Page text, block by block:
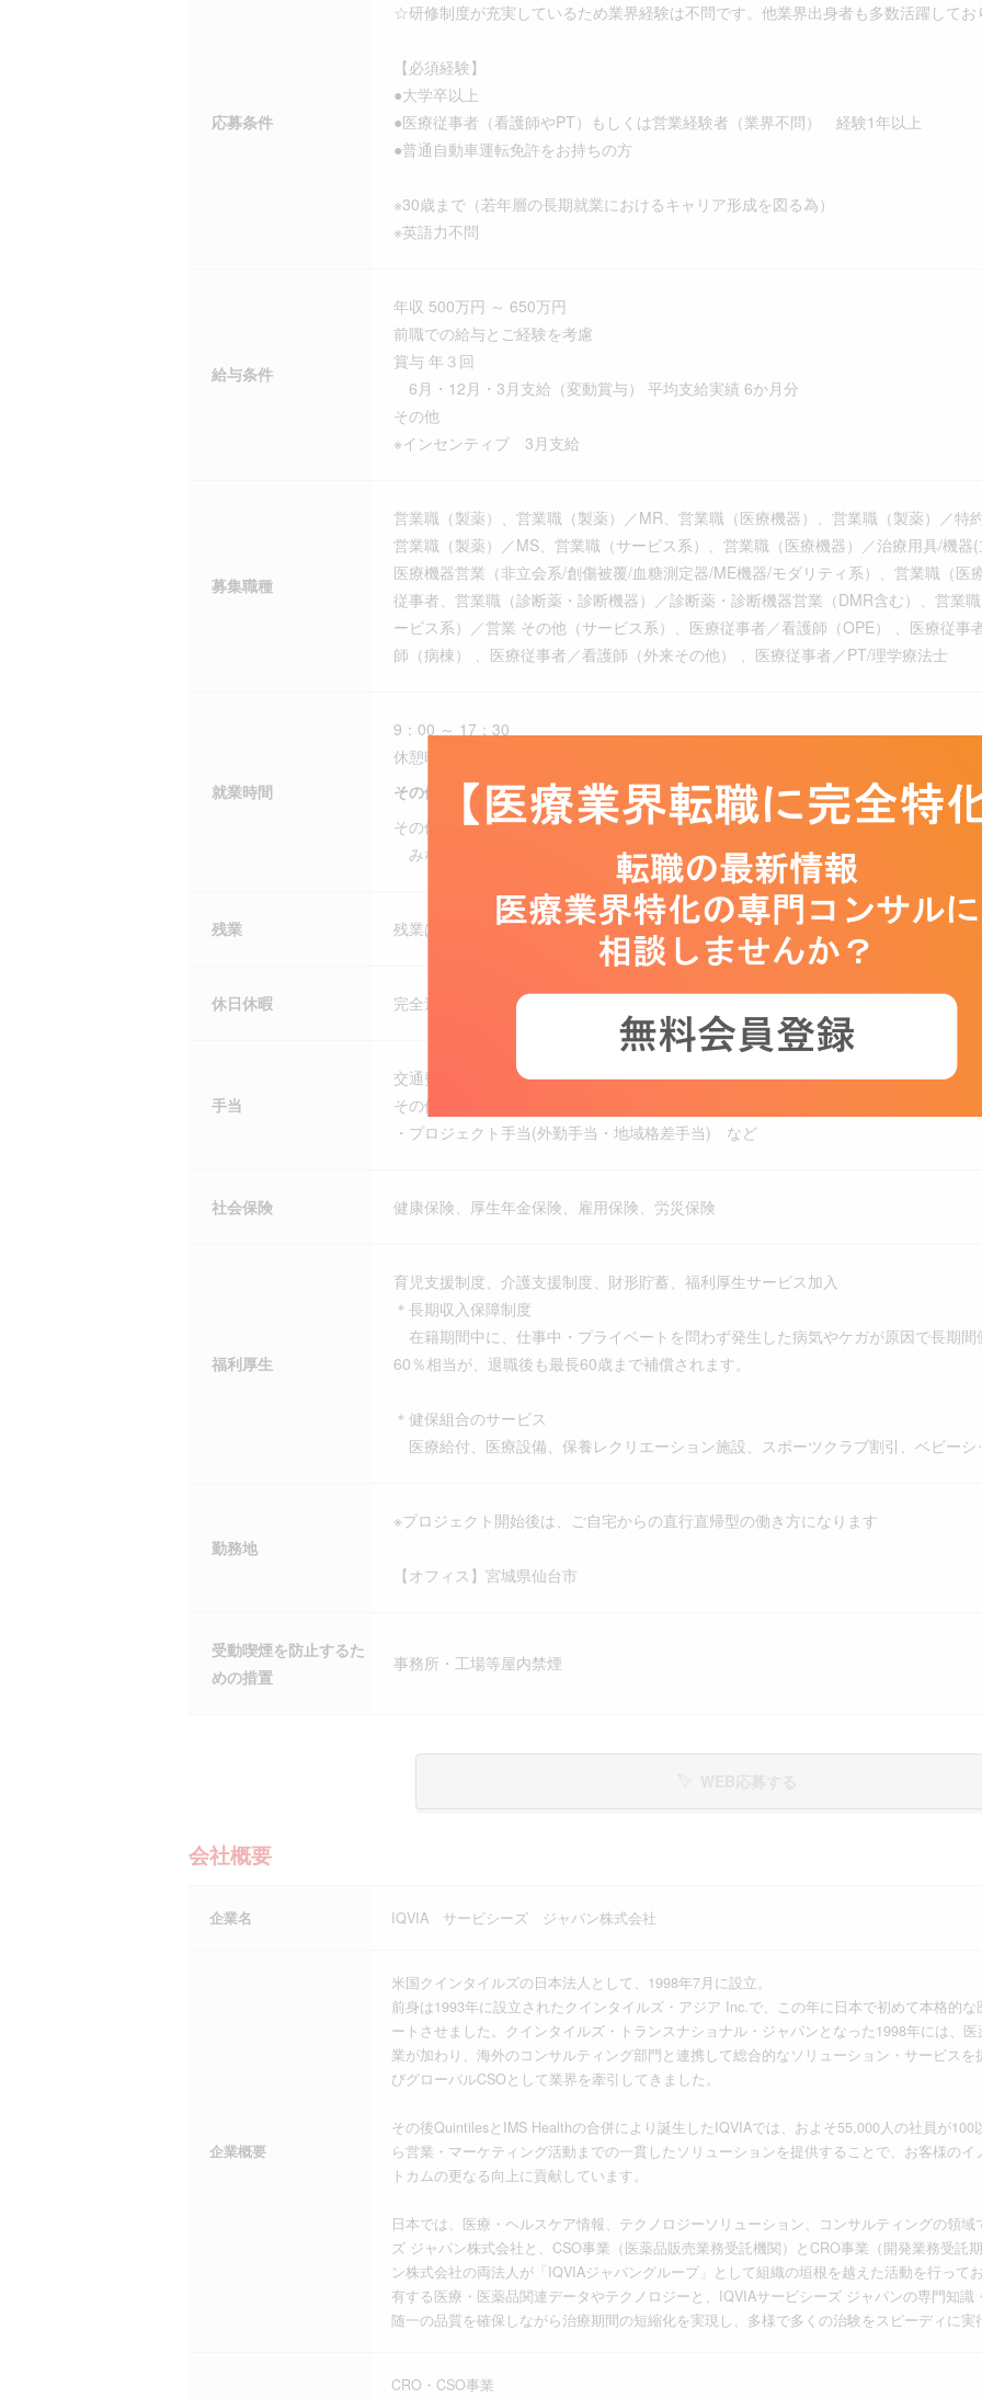
応募条件
☆研修制度が充実しているため業界経験は不問です。他業界出身者も多数活躍してお
【必須経験】
●大学卒以上
●医療従事者（看護師やPT）もしくは営業経験者（業界不問） 経験1年以上
●普通自動車運転免許をお持ちの方
※30歳まで（若年層の長期就業におけるキャリア形成を図る為）
※英語力不問
給与条件
年収 500万円 ～ 650万円
前職での給与とご経験を考慮
賞与 年３回
6月・12月・3月支給（変動賞与） 平均支給実績 6か月分
その他
※インセンティブ 3月支給
募集職種
営業職（製薬）、営業職（製薬）／MR、営業職（医療機器）、営業職（製薬）／特
営業職（製薬）／MS、営業職（サービス系）、営業職（医療機器）／治療用具/機
医療機器営業（非立会系/創傷被覆/血糖測定器/ME機器/モダリティ系）、営業職（
従事者、営業職（診断薬・診断機器）／診断薬・診断機器営業（DMR含む）、営業
ービス系）／営業 その他（サービス系）、医療従事者／看護師（OPE） 、医療従
師（病棟） 、医療従事者／看護師（外来その他） 、医療従事者／PT/理学療法士
就業時間
9：00 ～ 17：30
休憩時間：60分
その他
その他
みなし労働時間制
残業 残業は月により変動あり
休日休暇 完全週休二日制（土日曜日）、祝日、年末年始、有給休暇、慶弔休暇、産前産後休
手当
交通費（通勤手当）、退職金制度
その他 ・外勤日当
・プロジェクト手当(外勤手当・地域格差手当) など
社会保険 健康保険、厚生年金保険、雇用保険、労災保険
福利厚生
育児支援制度、介護支援制度、財形貯蓄、福利厚生サービス加入
＊長期収入保障制度
在籍期間中に、仕事中・プライベートを問わず発生した病気やケガが原因で長期
60％相当が、退職後も最長60歳まで補償されます。
＊健保組合のサービス
医療給付、医療設備、保養レクリエーション施設、スポーツクラブ割引、ベビーシ
勤務地
※プロジェクト開始後は、ご自宅からの直行直帰型の働き方になります
【オフィス】宮城県仙台市
受動喫煙を防止するた
めの措置
事務所・工場等屋内禁煙
会社概要
企業名 IQVIA サービシーズ ジャパン株式会社
企業概要
米国クインタイルズの日本法人として、1998年7月に設立。
前身は1993年に設立されたクインタイルズ・アジア Inc.で、この年に日本で初めて本格的
ートさせました。クインタイルズ・トランスナショナル・ジャパンとなった1998年には、
業が加わり、海外のコンサルティング部門と連携して総合的なソリューション・サービス
びグローバルCSOとして業界を牽引してきました。
その後QuintilesとIMS Healthの合併により誕生したIQVIAでは、およそ55,000人の社員が
ら営業・マーケティング活動までの一貫したソリューションを提供することで、お客様の
トカムの更なる向上に貢献しています。
日本では、医療・ヘルスケア情報、テクノロジーソリューション、コンサルティングの領
ズ ジャパン株式会社と、CSO事業（医薬品販売業務受託機関）とCRO事業（開発業務受託
ン株式会社の両法人が「IQVIAジャパングループ」として組織の垣根を越えた活動を行って
有する医療・医薬品関連データやテクノロジーと、IQVIAサービシーズ ジャパンの専門知
随一の品質を確保しながら治療期間の短縮化を実現し、多様で多くの治験をスピーディに
CRO・CSO事業